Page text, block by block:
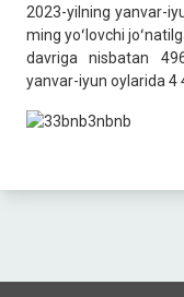
2023-yilning yanvar-
ming yoʻlovchi
davriga nisbatan
yanvar-iyun oylarida 4